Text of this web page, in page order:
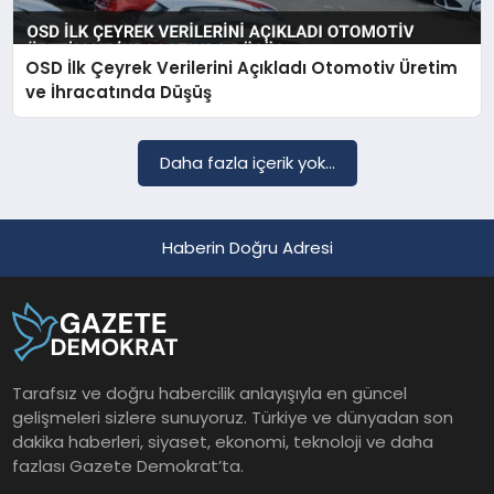
SAĞLIK
YAŞAM
OSD İlk Çeyrek Verilerini Açıkladı Otomotiv Üretim
ve İhracatında Düşüş
Daha fazla içerik yok...
Haberin Doğru Adresi
Tarafsız ve doğru habercilik anlayışıyla en güncel
gelişmeleri sizlere sunuyoruz. Türkiye ve dünyadan son
dakika haberleri, siyaset, ekonomi, teknoloji ve daha
fazlası Gazete Demokrat’ta.